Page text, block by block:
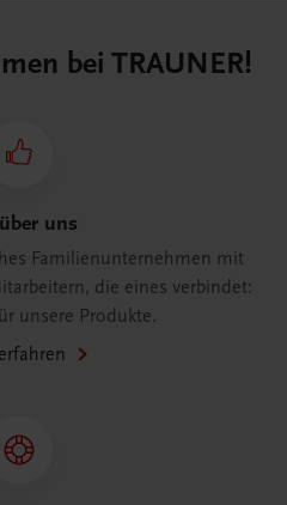
bei TRAUNER!
uns
Familienunternehmen mit
die eines verbindet:
unsere Produkte.